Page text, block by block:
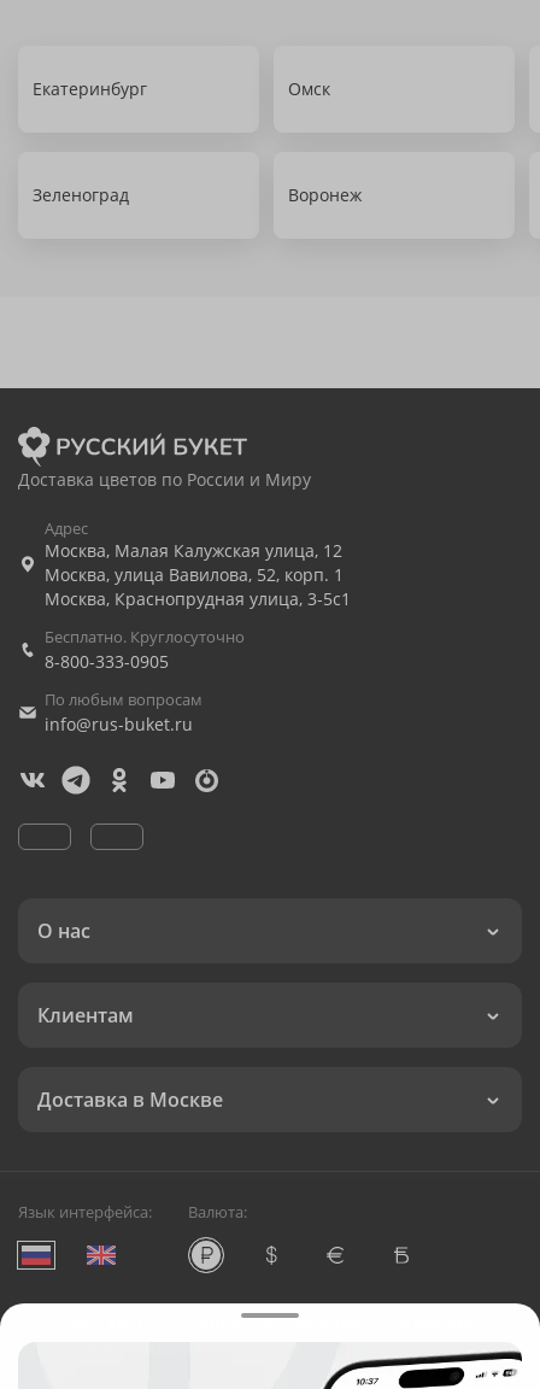
Екатеринбург Омск
Зеленоград Воронеж
Доставка цветов по России и Миру
Адрес
Москва, Малая Калужская улица, 12
Москва, улица Вавилова, 52, корп. 1
Москва, Краснопрудная улица, 3-5с1
Бесплатно. Круглосуточно
8-800-333-0905
По любым вопросам
info@rus-buket.ru
О нас
Клиентам
Доставка в Москве
Язык интерфейса: Валюта:
Служба круглосуточной доставки цветов в Москве
Русский Букет, 2026